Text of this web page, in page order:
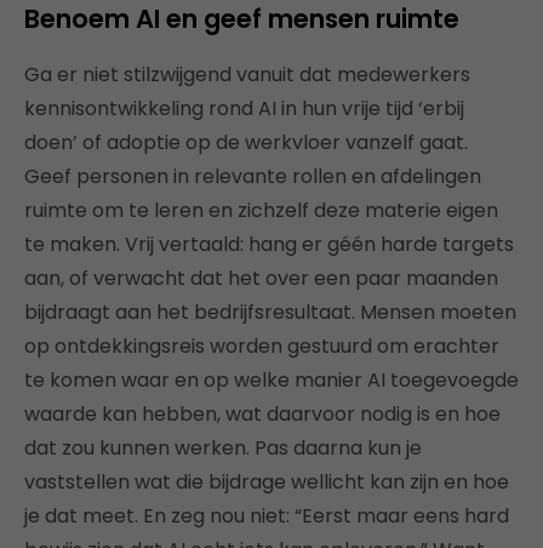
Benoem AI en geef mensen ruimte
Ga er niet stilzwijgend vanuit dat medewerkers
kennisontwikkeling rond AI in hun vrije tijd ‘erbij
doen’ of adoptie op de werkvloer vanzelf gaat.
Geef personen in relevante rollen en afdelingen
ruimte om te leren en zichzelf deze materie eigen
te maken. Vrij vertaald: hang er géén harde targets
aan, of verwacht dat het over een paar maanden
bijdraagt aan het bedrijfsresultaat. Mensen moeten
op ontdekkingsreis worden gestuurd om erachter
te komen waar en op welke manier AI toegevoegde
waarde kan hebben, wat daarvoor nodig is en hoe
dat zou kunnen werken. Pas daarna kun je
vaststellen wat die bijdrage wellicht kan zijn en hoe
je dat meet. En zeg nou niet: “Eerst maar eens hard